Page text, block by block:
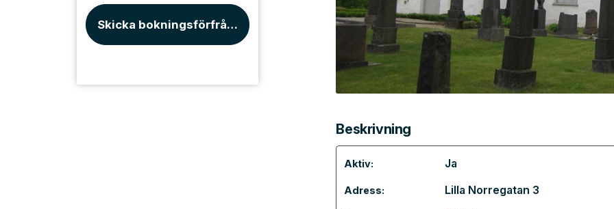
Skicka bokningsförfrågan
Beskrivning
Aktiv: Ja
Adress: Lilla Norregatan 3